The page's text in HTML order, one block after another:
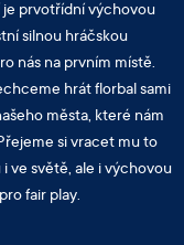
prvotřídní výchovou
silnou hráčskou
nás na prvním místě.
hrát florbal sami
města, které nám
si vracet mu to
ve světě, ale i výchovou
fair play.